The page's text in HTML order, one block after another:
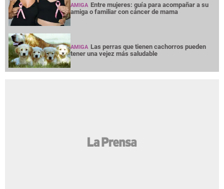
AMIGA Entre mujeres: guía para acompañar a su
amiga o familiar con cáncer de mama
AMIGA Las perras que tienen cachorros pueden
tener una vejez más saludable